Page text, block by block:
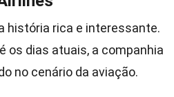
história rica e interessante.
os dias atuais, a companhia
no cenário da aviação.